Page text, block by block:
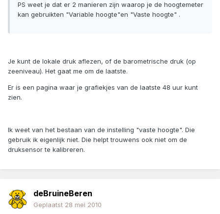
PS weet je dat er 2 manieren zijn waarop je de hoogtemeter
kan gebruikten "Variable hoogte"en "Vaste hoogte" .
Je kunt de lokale druk aflezen, of de barometrische druk (op
zeeniveau). Het gaat me om de laatste.
Er is een pagina waar je grafiekjes van de laatste 48 uur kunt
zien.
Ik weet van het bestaan van de instelling "vaste hoogte". Die
gebruik ik eigenlijk niet. Die helpt trouwens ook niet om de
druksensor te kalibreren.
deBruineBeren
Geplaatst 28 mei 2010